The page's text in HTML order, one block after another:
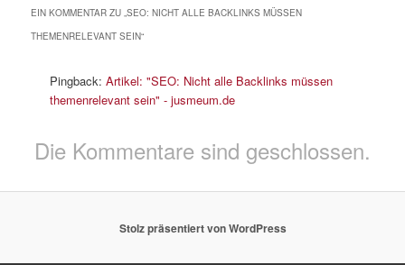
EIN KOMMENTAR ZU „SEO: NICHT ALLE BACKLINKS MÜSSEN
THEMENRELEVANT SEIN“
Pingback:Artikel: "SEO: Nicht alle Backlinks müssen
themenrelevant sein" - jusmeum.de
Die Kommentare sind geschlossen.
Stolz präsentiert von WordPress